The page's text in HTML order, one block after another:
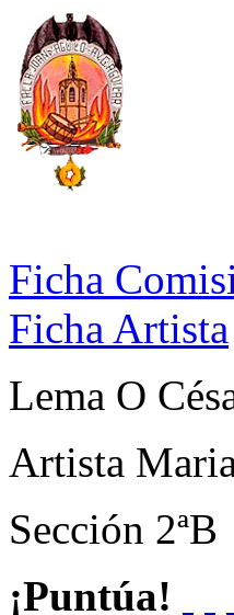
Ficha
Ficha Artista
Lema O
Artista
Sección 2ªB
¡Puntúa!